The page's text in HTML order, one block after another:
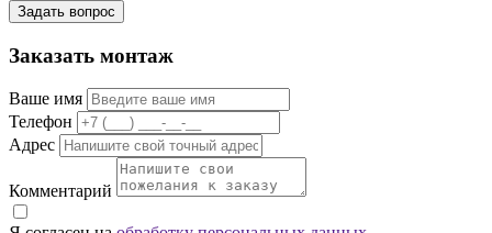
Задать вопрос
Заказать монтаж
Ваше имя
Телефон
Адрес
Комментарий